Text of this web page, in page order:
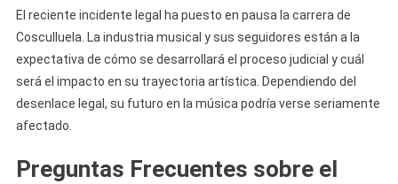
El reciente incidente legal ha puesto en pausa la carrera de
Cosculluela. La industria musical y sus seguidores están a la
expectativa de cómo se desarrollará el proceso judicial y cuál
será el impacto en su trayectoria artística. Dependiendo del
desenlace legal, su futuro en la música podría verse seriamente
afectado.
Preguntas Frecuentes sobre el